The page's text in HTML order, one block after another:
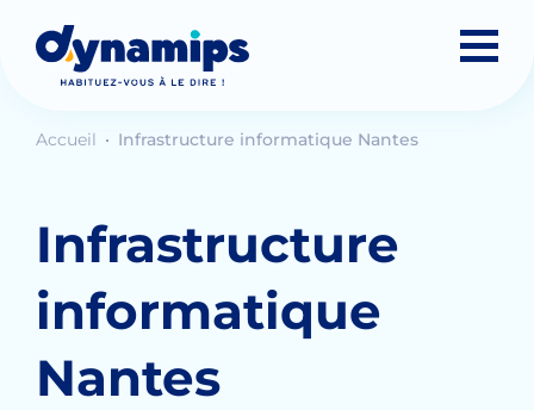
Accueil Infrastructure informatique Nantes
Infrastructure
informatique
Nantes